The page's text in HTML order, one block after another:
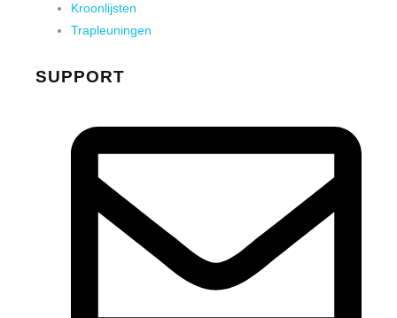
Kroonlijsten
Trapleuningen
SUPPORT